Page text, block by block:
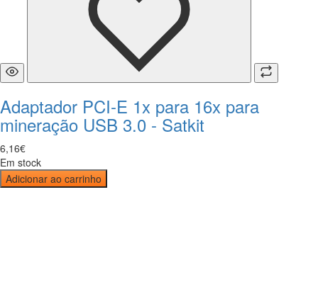
Adaptador PCI-E 1x para 16x para
mineração USB 3.0 - Satkit
6,16€
Em stock
Adicionar ao carrinho